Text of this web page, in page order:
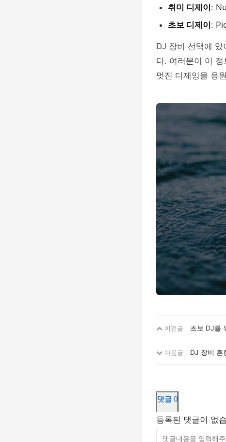
취미 디제이 :
초보 디제이 :
DJ 장비 선택에 있
다. 여러분이 이
멋진 디제잉을 응
이전글 초보 DJ를
다음글 DJ 장비 흔
댓글 0
등록된 댓글이 없